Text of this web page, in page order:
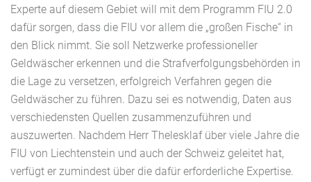
Experte auf diesem Gebiet will mit dem Programm FIU 2.0
dafür sorgen, dass die FIU vor allem die „großen Fische“ in
den Blick nimmt. Sie soll Netzwerke professioneller
Geldwäscher erkennen und die Strafverfolgungsbehörden in
die Lage zu versetzen, erfolgreich Verfahren gegen die
Geldwäscher zu führen. Dazu sei es notwendig, Daten aus
verschiedensten Quellen zusammenzuführen und
auszuwerten. Nachdem Herr Thelesklaf über viele Jahre die
FIU von Liechtenstein und auch der Schweiz geleitet hat,
verfügt er zumindest über die dafür erforderliche Expertise.